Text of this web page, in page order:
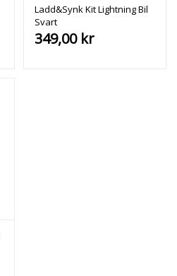
Ladd&Synk Kit Lightning Bil
Svart
349,00 kr